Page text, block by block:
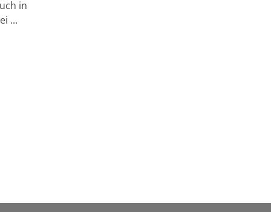
in
...